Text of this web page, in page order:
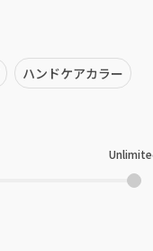
ハンドケアカラー